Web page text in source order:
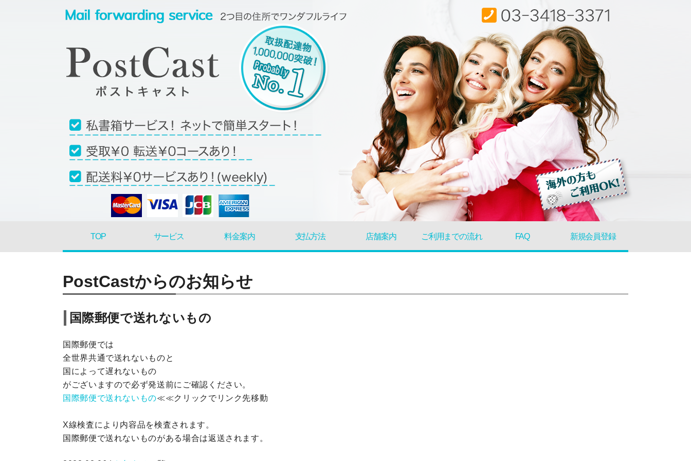
TOP サービス 料金案内 支払方法 店舗案内 ご利用までの流れ FAQ 新規会員登録
PostCastからのお知らせ
国際郵便で送れないもの
国際郵便では
全世界共通で送れないものと
国によって遅れないもの
がございますので必ず発送前にご確認ください。
国際郵便で送れないもの≪≪クリックでリンク先移動
X線検査により内容品を検査されます。
国際郵便で送れないものがある場合は返送されます。